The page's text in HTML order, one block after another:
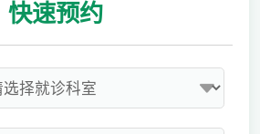
快速预约